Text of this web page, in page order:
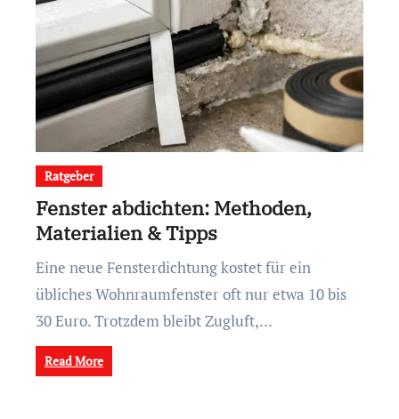
Ratgeber
Fenster abdichten: Methoden,
Materialien & Tipps
Eine neue Fensterdichtung kostet für ein
übliches Wohnraumfenster oft nur etwa 10 bis
30 Euro. Trotzdem bleibt Zugluft,…
Read More